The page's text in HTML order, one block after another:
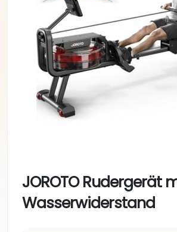
JOROTO Rudergerät
Wasserwiderstand